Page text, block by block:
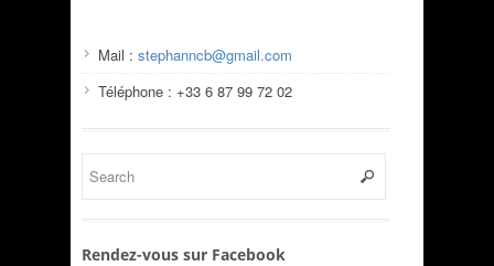
Mail : stephanncb@gmail.com
Téléphone : +33 6 87 99 72 02
Rendez-vous sur Facebook